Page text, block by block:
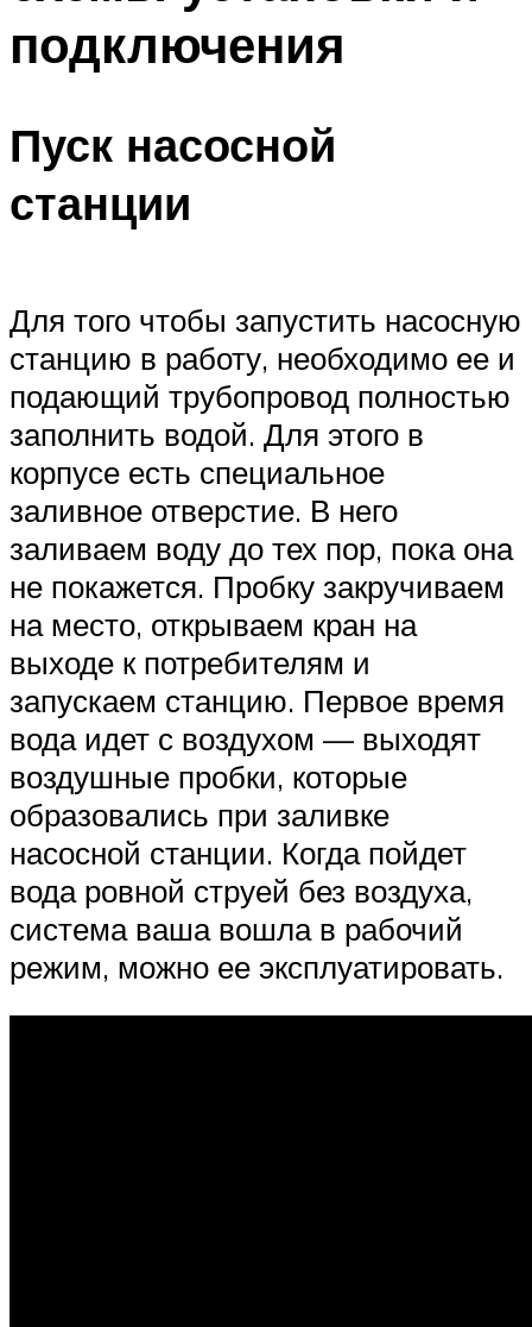
подключения
Пуск насосной
станции
Для того чтобы запустить насосную
станцию в работу, необходимо ее и
подающий трубопровод полностью
заполнить водой. Для этого в
корпусе есть специальное
заливное отверстие. В него
заливаем воду до тех пор, пока она
не покажется. Пробку закручиваем
на место, открываем кран на
выходе к потребителям и
запускаем станцию. Первое время
вода идет с воздухом — выходят
воздушные пробки, которые
образовались при заливке
насосной станции. Когда пойдет
вода ровной струей без воздуха,
система ваша вошла в рабочий
режим, можно ее эксплуатировать.